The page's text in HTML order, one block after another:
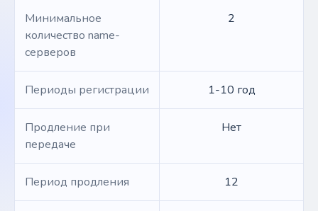
Минимальное
количество name-
серверов
2
Периоды регистрации 1-10 год
Продление при
передаче
Нет
Период продления 12